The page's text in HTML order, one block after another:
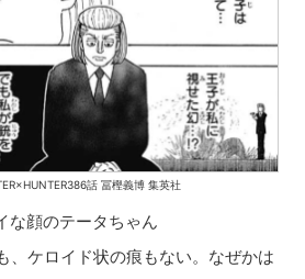
話 冨樫義博 集英社
な顔のテータちゃん
、ケロイド状の痕もない。なぜかは